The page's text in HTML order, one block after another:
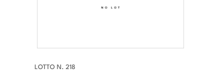
LOTTO N. 218